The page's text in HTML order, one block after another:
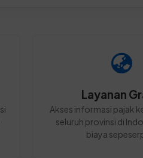
Layanan
Akses informasi pajak
seluruh provinsi di
biaya